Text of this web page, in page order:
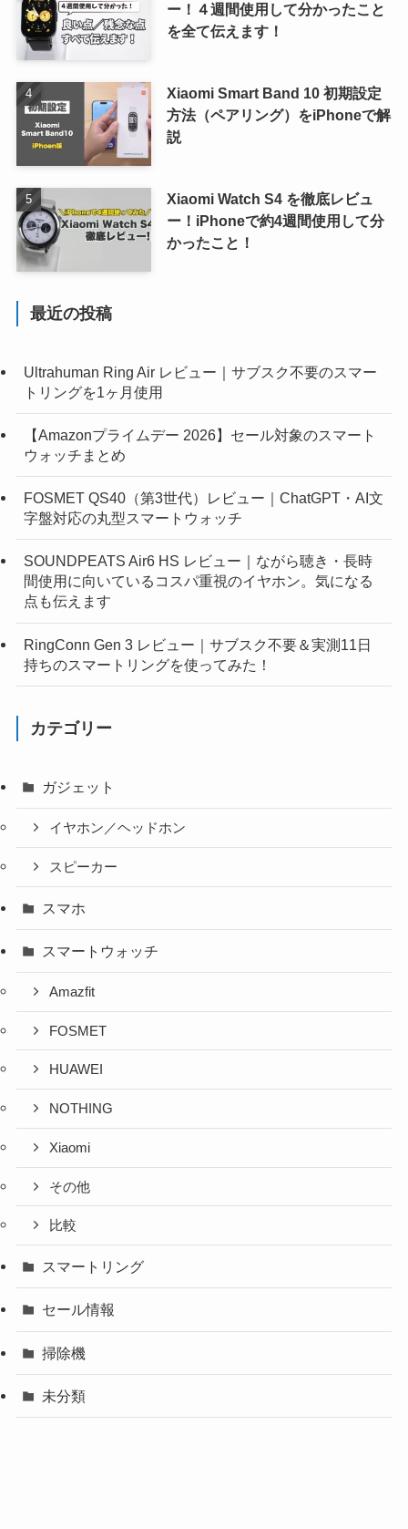
ー！４週間使用して分かったこと
を全て伝えます！
Xiaomi Smart Band 10 初期設定
方法（ペアリング）をiPhoneで解
説
Xiaomi Watch S4 を徹底レビュ
ー！iPhoneで約4週間使用して分
かったこと！
最近の投稿
Ultrahuman Ring Air レビュー｜サブスク不要のスマー
トリングを1ヶ月使用
【Amazonプライムデー 2026】セール対象のスマート
ウォッチまとめ
FOSMET QS40（第3世代）レビュー｜ChatGPT・AI文
字盤対応の丸型スマートウォッチ
SOUNDPEATS Air6 HS レビュー｜ながら聴き・長時
間使用に向いているコスパ重視のイヤホン。気になる
点も伝えます
RingConn Gen 3 レビュー｜サブスク不要＆実測11日
持ちのスマートリングを使ってみた！
カテゴリー
ガジェット
イヤホン／ヘッドホン
スピーカー
スマホ
スマートウォッチ
Amazfit
FOSMET
HUAWEI
NOTHING
Xiaomi
その他
比較
スマートリング
セール情報
掃除機
未分類